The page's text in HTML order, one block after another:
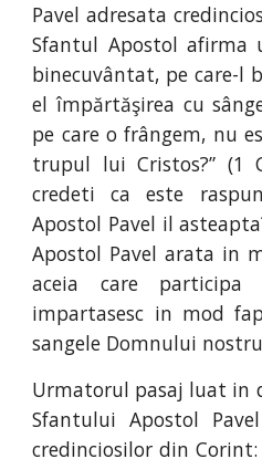
Pavel adresata
Sfantul Apostol afirma
binecuvântat, pe care-l
el împărtăşirea cu
pe care o frângem, nu
trupul lui Cristos?” (1
credeti ca este
Apostol Pavel il
Apostol Pavel arata in
aceia care
impartasesc in mod
sangele Domnului
Urmatorul pasaj luat in
Sfantului Apostol
credinciosilor din